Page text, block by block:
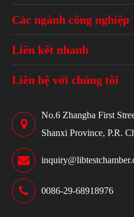
Các ngành công nghiệp
Liên kết nhanh
Liên hệ với chúng tôi
No.6 Zhangba First
Shanxi Province, P.R.
0086-29-68918976